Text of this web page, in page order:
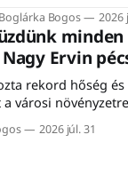
Bogos 2026
minden
Ervin
rekord hőség
városi
Nagy Ervin, Pécs
2026 júl. 31